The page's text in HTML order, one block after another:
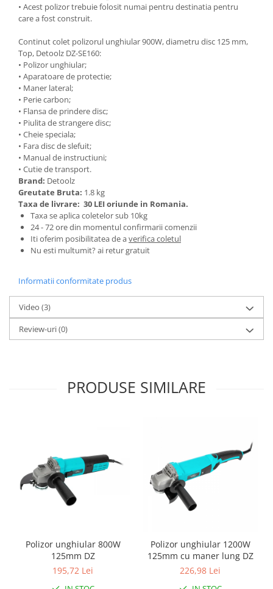
Zdrobitoare electrice
Zdrobitoare electrice & manuale
Zdrobitoare manuale
Masini de cusut si accesorii
Articole antidaunatori gradina
Sere si solarii
Suflante si aspiratoare exterior
Unelte altoit
Unelte manuale de gradina -
Stropitori
Folie si plase pt plante
Masini de maturat manuale
Masini batut stalpi
Pentru Casa si Camping
Aragaze, plite, piese butelii de
Butelii
Gratare
Pirostrii si accesorii pentru gatit
Prelungitoare & cabluri electrice
Lampi solare
Lanterne
Lumina de crestere pentru plante
Cantarire
Cantare comerciale
• Acest polizor trebuie folosit numai pentru destinatia pentru
care a fost construit.
Continut colet polizorul unghiular 900W, diametru disc 125 mm,
Top, Detoolz DZ-SE160:
• Polizor unghiular;
• Aparatoare de protectie;
• Maner lateral;
• Perie carbon;
• Flansa de prindere disc;
• Piulita de strangere disc;
• Cheie speciala;
• Fara disc de slefuit;
• Manual de instructiuni;
• Cutie de transport.
Brand: Detoolz
Greutate Bruta: 1.8 kg
Taxa de livrare: 30 LEI oriunde in Romania.
Taxa se aplica coletelor sub 10kg
24 - 72 ore din momentul confirmarii comenzii
Iti oferim posibilitatea de averifica coletul
Nu esti multumit? ai retur gratuit
Informatii conformitate produs
Video (3)
Review-uri(0)
PRODUSE SIMILARE
Polizor unghiular 800W
125mm DZ
195,72 Lei
Polizor unghiular 1200W
125mm cu maner lung DZ
226,98 Lei